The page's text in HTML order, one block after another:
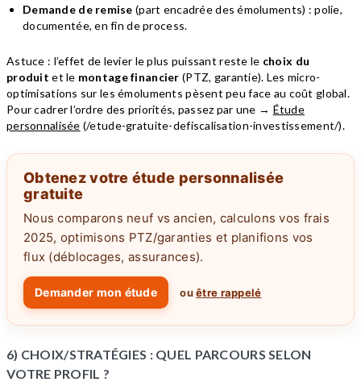
Demande de remise (part encadrée des émoluments) : polie,
documentée, en fin de process.
Astuce : l’effet de levier le plus puissant reste le choix du
produit et le montage financier (PTZ, garantie). Les micro-
optimisations sur les émoluments pèsent peu face au coût global.
Pour cadrer l’ordre des priorités, passez par une → Étude
personnalisée (/etude-gratuite-defiscalisation-investissement/).
Obtenez votre étude personnalisée
gratuite
Nous comparons neuf vs ancien, calculons vos frais
2025, optimisons PTZ/garanties et planifions vos
flux (déblocages, assurances).
Demander mon étude ouêtre rappelé
6) CHOIX/STRATÉGIES : QUEL PARCOURS SELON
VOTRE PROFIL ?